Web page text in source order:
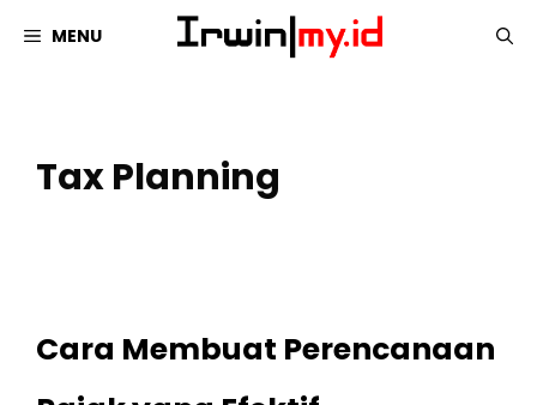
MENU
Tax Planning
Cara Membuat Perencanaan